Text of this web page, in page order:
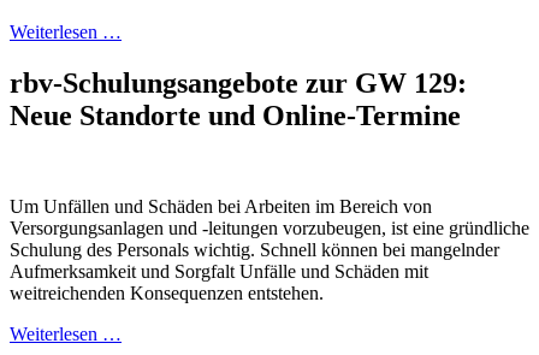
Weiterlesen …
rbv-Schulungsangebote zur GW 129:
Neue Standorte und Online-Termine
Um Unfällen und Schäden bei Arbeiten im Bereich von
Versorgungsanlagen und -leitungen vorzubeugen, ist eine gründliche
Schulung des Personals wichtig. Schnell können bei mangelnder
Aufmerksamkeit und Sorgfalt Unfälle und Schäden mit
weitreichenden Konsequenzen entstehen.
Weiterlesen …